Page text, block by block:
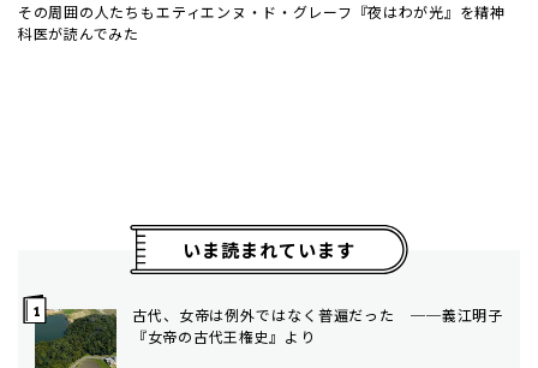
その周囲の人たちも――エティエンヌ・ド・グレーフ『夜はわが光』を精神
科医が読んでみた
いま読まれています
古代、女帝は例外ではなく普遍だった ──義江明子
『女帝の古代王権史』より